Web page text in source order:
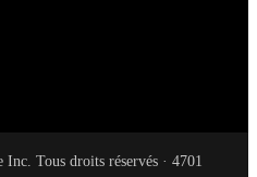
Tous droits réservés · 4701